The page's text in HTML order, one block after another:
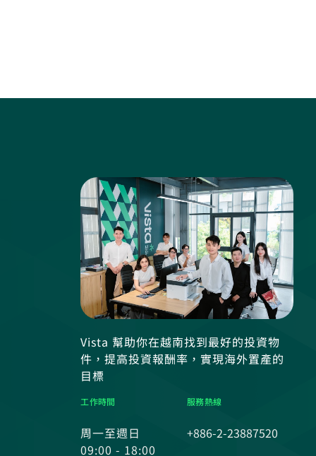
Vista 幫助你在越南找到最好的投資物
件，提高投資報酬率，實現海外置產的
目標
工作時間
周一至週日
09:00 - 18:00
服務熱線
+886-2-23887520